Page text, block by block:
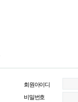
회원아이디
비밀번호